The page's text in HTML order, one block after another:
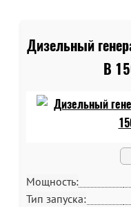
Дизельный
B
Мощность:
Тип запуска: